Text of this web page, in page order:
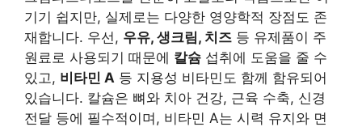
기기 쉽지만, 실제로는 다양한 영양학적 장점도 존
재합니다. 우선, 우유, 생크림, 치즈 등 유제품이 주
원료로 사용되기 때문에 칼슘 섭취에 도움을 줄 수
있고, 비타민 A 등 지용성 비타민도 함께 함유되어
있습니다. 칼슘은 뼈와 치아 건강, 근육 수축, 신경
전달 등에 필수적이며, 비타민 A는 시력 유지와 면